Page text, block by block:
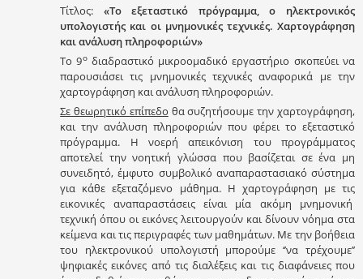
Τίτλος: «Το εξεταστικό πρόγραμμα, ο ηλεκτρονικός
υπολογιστής και οι μνημονικές τεχνικές. Χαρτογράφηση
και ανάλυση πληροφοριών»
Το 9οδιαδραστικό μικροομαδικό εργαστήριο σκοπεύει να
παρουσιάσει τις μνημονικές τεχνικές αναφορικά με την
χαρτογράφηση και ανάλυση πληροφοριών.
Σε θεωρητικό επίπεδο θα συζητήσουμε την χαρτογράφηση,
και την ανάλυση πληροφοριών που φέρει το εξεταστικό
πρόγραμμα. Η νοερή απεικόνιση του προγράμματος
αποτελεί την νοητική γλώσσα που βασίζεται σε ένα μη
συνειδητό, έμφυτο συμβολικό αναπαραστασιακό σύστημα
για κάθε εξεταζόμενο μάθημα. Η χαρτογράφηση με τις
εικονικές αναπαραστάσεις είναι μία ακόμη μνημονική
τεχνική όπου οι εικόνες λειτουργούν και δίνουν νόημα στα
κείμενα και τις περιγραφές των μαθημάτων. Με την βοήθεια
του ηλεκτρονικού υπολογιστή μπορούμε ‘’να τρέχουμε’’
ψηφιακές εικόνες από τις διαλέξεις και τις διαφάνειες που